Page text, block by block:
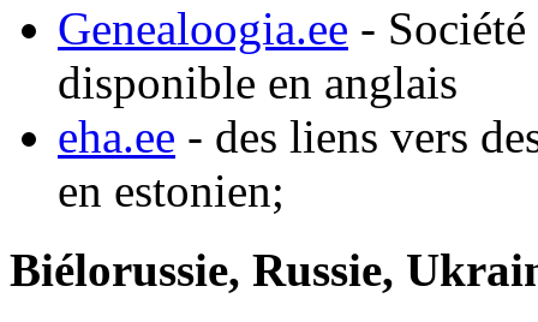
Genealoogia.ee -
disponible en anglais
eha.ee - des liens vers
en estonien;
Biélorussie, Russie,